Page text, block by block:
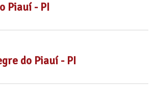
Piauí - PI
do Piauí - PI